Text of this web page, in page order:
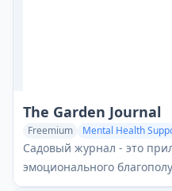
The Garden Journal
Freemium Mental Health
Садовый журнал - это
эмоционального
сочетает личное ведение